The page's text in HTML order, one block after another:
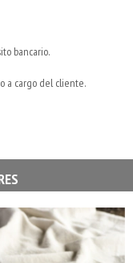
bancario.
a cargo del cliente.